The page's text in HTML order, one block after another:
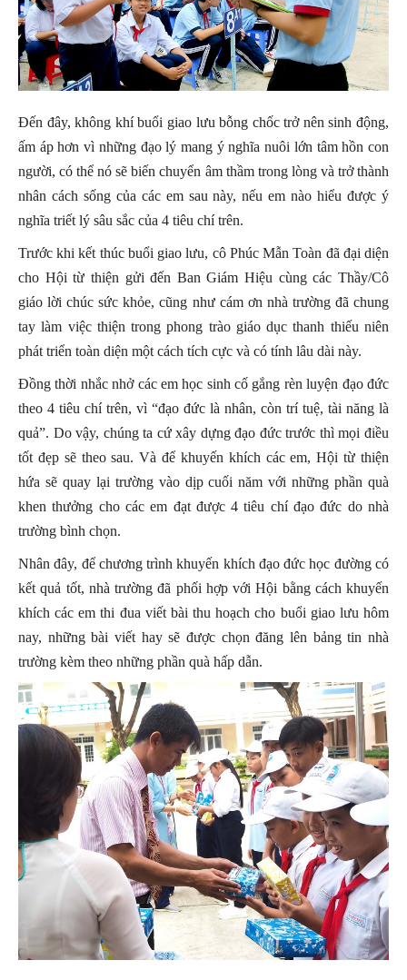
Đến đây, không khí buổi giao lưu bỗng chốc trở nên sinh động,
ấm áp hơn vì những đạo lý mang ý nghĩa nuôi lớn tâm hồn con
người, có thể nó sẽ biến chuyển âm thầm trong lòng và trở thành
nhân cách sống của các em sau này, nếu em nào hiểu được ý
nghĩa triết lý sâu sắc của 4 tiêu chí trên.
Trước khi kết thúc buổi giao lưu, cô Phúc Mẫn Toàn đã đại diện
cho Hội từ thiện gửi đến Ban Giám Hiệu cùng các Thầy/Cô
giáo lời chúc sức khỏe, cũng như cám ơn nhà trường đã chung
tay làm việc thiện trong phong trào giáo dục thanh thiếu niên
phát triển toàn diện một cách tích cực và có tính lâu dài này.
Đồng thời nhắc nhở các em học sinh cố gắng rèn luyện đạo đức
theo 4 tiêu chí trên, vì “đạo đức là nhân, còn trí tuệ, tài năng là
quả”. Do vậy, chúng ta cứ xây dựng đạo đức trước thì mọi điều
tốt đẹp sẽ theo sau. Và để khuyến khích các em, Hội từ thiện
hứa sẽ quay lại trường vào dịp cuối năm với những phần quà
khen thưởng cho các em đạt được 4 tiêu chí đạo đức do nhà
trường bình chọn.
Nhân đây, để chương trình khuyến khích đạo đức học đường có
kết quả tốt, nhà trường đã phối hợp với Hội bằng cách khuyến
khích các em thi đua viết bài thu hoạch cho buổi giao lưu hôm
nay, những bài viết hay sẽ được chọn đăng lên bảng tin nhà
trường kèm theo những phần quà hấp dẫn.